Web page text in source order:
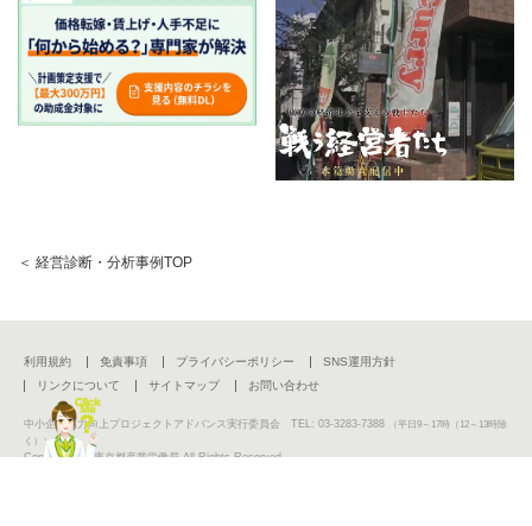
＜ 経営診断・分析事例TOP
利用規約 免責事項 プライバシーポリシー
SNS運用方針
リンクについて
サイトマップ お問い合わせ
中小企業活力向上プロジェクトアドバンス実行委員会 TEL: 03-3283-7388
（平日9～17時（12～13時除
く））
Copyright (C) 東京都産業労働局 All Rights Reserved.